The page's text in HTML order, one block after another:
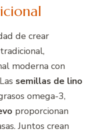
de crear
moderna con
semillas de lino
omega-3,
proporcionan
Juntos crean